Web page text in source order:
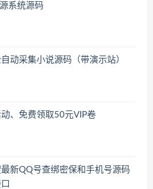
系统源码
动采集小说源码（带演示站）
动、免费领取50元VIP卷
新QQ号查绑密保和手机号源码